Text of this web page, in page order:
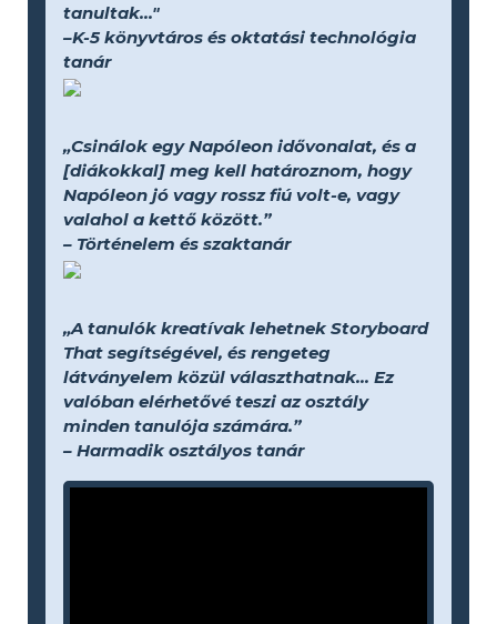
tanultak..."
–K-5 könyvtáros és oktatási technológia
tanár
„Csinálok egy Napóleon idővonalat, és a
[diákokkal] meg kell határoznom, hogy
Napóleon jó vagy rossz fiú volt-e, vagy
valahol a kettő között.”
– Történelem és szaktanár
„A tanulók kreatívak lehetnek Storyboard
That segítségével, és rengeteg
látványelem közül választhatnak... Ez
valóban elérhetővé teszi az osztály
minden tanulója számára.”
– Harmadik osztályos tanár